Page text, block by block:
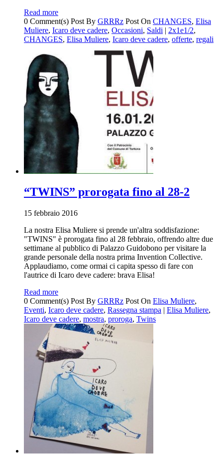
Read more
0 Comment(s) Post By GRRRz Post On CHANGES, Elisa
Muliere, Icaro deve cadere, Occasioni, Saldi | 2x1e1/2,
CHANGES, Elisa Muliere, Icaro deve cadere, offerte, regali
“TWINS” prorogata fino al 28-2
15 febbraio 2016
La nostra Elisa Muliere si prende un'altra soddisfazione:
"TWINS" è prorogata fino al 28 febbraio, offrendo altre due
settimane al pubblico di Palazzo Guidobono per visitare la
grande personale della nostra prima Invention Collective.
Applaudiamo, come ormai ci capita spesso di fare con
l'autrice di Icaro deve cadere: brava Elisa!
Read more
0 Comment(s) Post By GRRRz Post On Elisa Muliere,
Eventi, Icaro deve cadere, Rassegna stampa | Elisa Muliere,
Icaro deve cadere, mostra, proroga, Twins